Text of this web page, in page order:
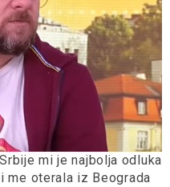
mi je najbolja odluka
me oterala iz Beograda